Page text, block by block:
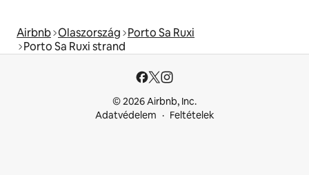
Airbnb Olaszország Porto Sa Ruxi
Porto Sa Ruxi strand
© 2026 Airbnb, Inc.
Adatvédelem
Feltételek